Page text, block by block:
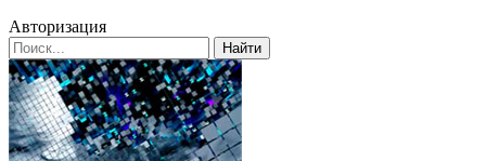
Авторизация
Найти